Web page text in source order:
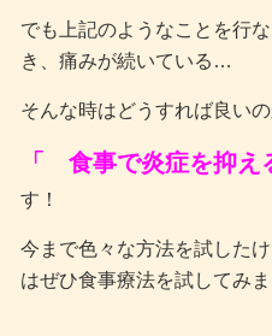
でも上記のようなことを行
き、痛みが続いている…
そんな時はどうすれば良いの
「 食事で炎症を抑
す！
今まで色々な方法を試した
はぜひ食事療法を試してみま